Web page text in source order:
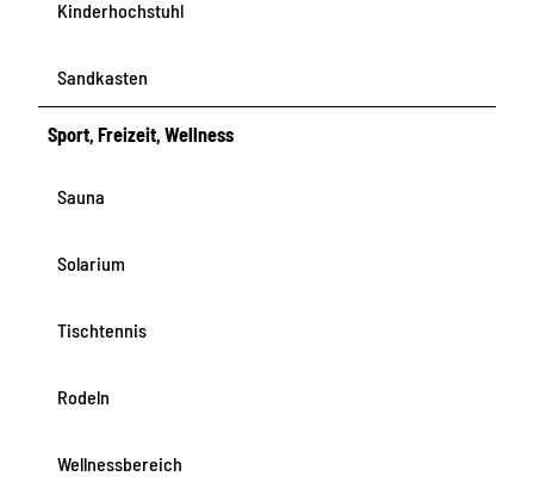
Kinderhochstuhl
Sandkasten
Sport, Freizeit, Wellness
Sauna
Solarium
Tischtennis
Rodeln
Wellnessbereich